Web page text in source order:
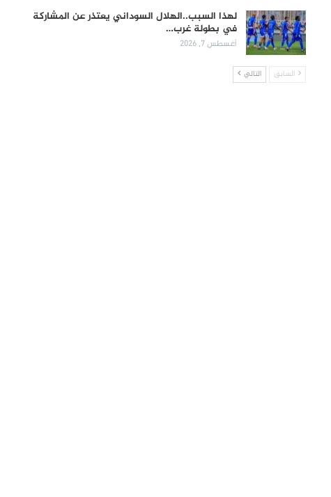
لهذا السبب..الهلال السوداني يعتذر عن المشاركة
في بطولة غرب…
أغسطس 7, 2026
السابق التالي